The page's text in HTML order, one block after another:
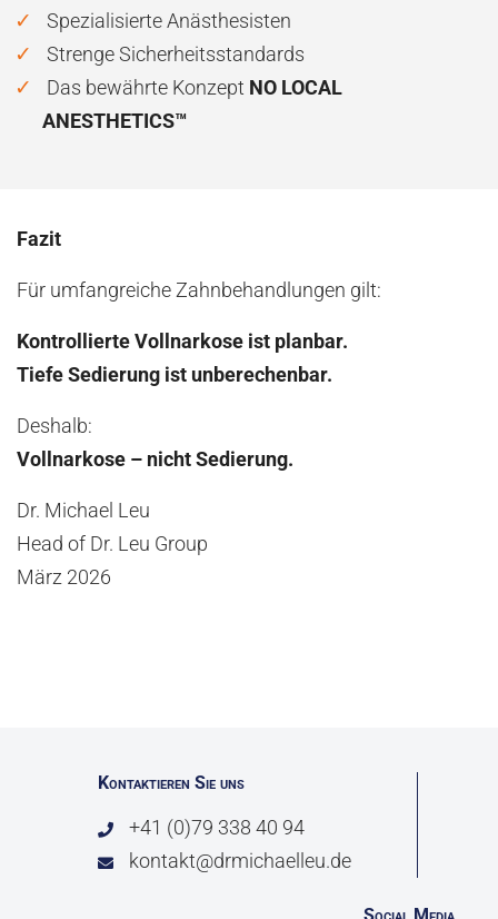
Spezialisierte Anästhesisten
Strenge Sicherheitsstandards
Das bewährte Konzept NO LOCAL
ANESTHETICS™
Fazit
Für umfangreiche Zahnbehandlungen gilt:
Kontrollierte Vollnarkose ist planbar.
Tiefe Sedierung ist unberechenbar.
Deshalb:
Vollnarkose – nicht Sedierung.
Dr. Michael Leu
Head of Dr. Leu Group
März 2026
Kontaktieren Sie uns
+41 (0)79 338 40 94
kontakt@drmichaelleu.de